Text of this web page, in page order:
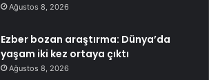
Ağustos 8, 2026
Ezber bozan araştırma: Dünya’da
yaşam iki kez ortaya çıktı
Ağustos 8, 2026